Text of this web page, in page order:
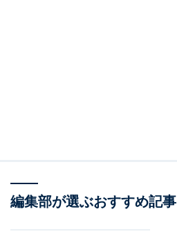
編集部が選ぶおすすめ記事